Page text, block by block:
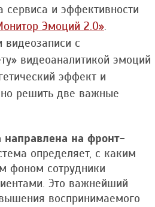
сервиса и эффективности
Эмоций 2.0».
видеозаписи с
видеоаналитикой эмоций
эффект и
решить две важные
направлена на фронт-
определяет, с каким
фоном сотрудники
Это важнейший
воспринимаемого